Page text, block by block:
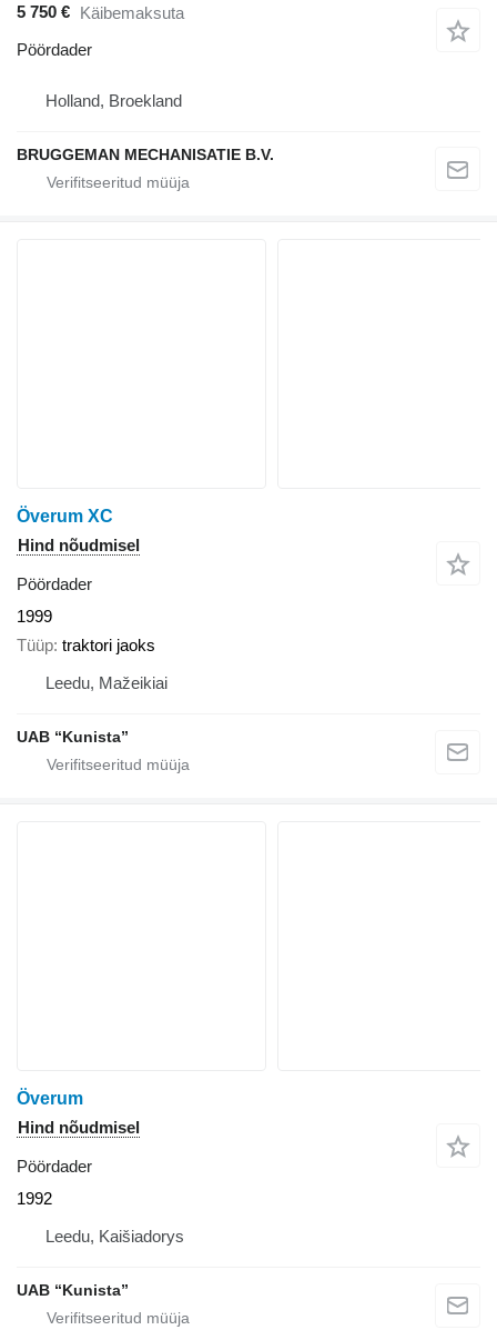
5 750 € Käibemaksuta
Pöördader
Holland, Broekland
BRUGGEMAN MECHANISATIE B.V.
Överum XC
Hind nõudmisel
Pöördader
1999
Tüüp traktori jaoks
Leedu, Mažeikiai
UAB “Kunista”
Överum
Hind nõudmisel
Pöördader
1992
Leedu, Kaišiadorys
UAB “Kunista”